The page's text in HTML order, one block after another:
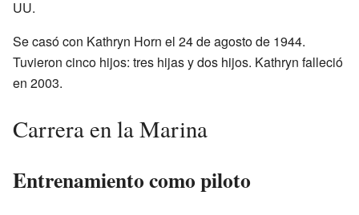
UU.
Se casó con Kathryn Horn el 24 de agosto de 1944.
Tuvieron cinco hijos: tres hijas y dos hijos. Kathryn falleció
en 2003.
Carrera en la Marina
Entrenamiento como piloto